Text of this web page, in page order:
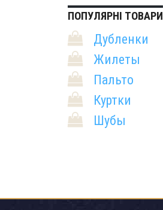
ПОПУЛЯРНІ ТОВАРИ
Дубленки
Жилеты
Пальто
Куртки
Шубы